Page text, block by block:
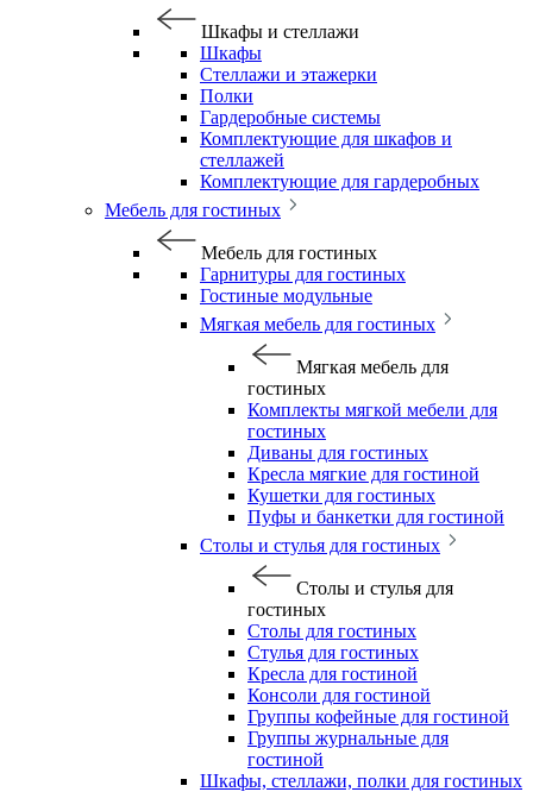
Шкафы и стеллажи
Шкафы
Стеллажи и этажерки
Полки
Гардеробные системы
Комплектующие для шкафов и
стеллажей
Комплектующие для гардеробных
Мебель для гостиных
Мебель для гостиных
Гарнитуры для гостиных
Гостиные модульные
Мягкая мебель для гостиных
Мягкая мебель для
гостиных
Комплекты мягкой мебели для
гостиных
Диваны для гостиных
Кресла мягкие для гостиной
Кушетки для гостиных
Пуфы и банкетки для гостиной
Столы и стулья для гостиных
Столы и стулья для
гостиных
Столы для гостиных
Стулья для гостиных
Кресла для гостиной
Консоли для гостиной
Группы кофейные для гостиной
Группы журнальные для
гостиной
Шкафы, стеллажи, полки для гостиных